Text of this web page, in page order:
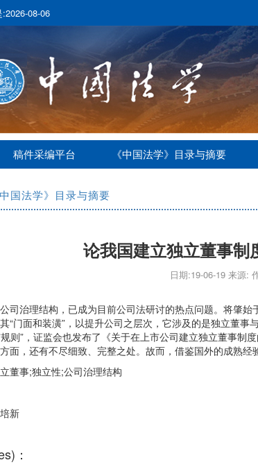
08-06
稿件采编平台 《中国法学》目录与摘要
国法学》目录与摘要
论我国建立独立董事制
日期:19-06-19 来源:
司治理结构，已成为目前公司法研讨的热点问题。将肇
“门面和装潢”，以提升公司之层次，它涉及的是独立董
则”，证监会也发布了《关于在上市公司建立独立董事制
面，还有不尽细致、完整之处。故而，借鉴国外的成熟经
董事;独立性;公司治理结构
新
：